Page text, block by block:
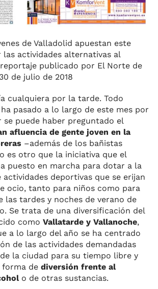
de Valladolid apuestan este
las actividades alternativas al
publicado por El Norte de
de julio de 2018
cualquiera por la tarde. Todo
pasado a lo largo de este mes por
se puede haber preguntado el
afluencia de gente joven en la
–además de los bañistas
es otro que la iniciativa que el
puesto en marcha para dotar a la
actividades deportivas que se erijan
ocio, tanto para niños como para
las tardes y noches de verano de
Se trata de una diversificación del
como Vallatarde y Vallanoche,
a lo largo del año se ha centrado
de las actividades demandadas
la ciudad para su tiempo libre y
de diversión frente al
o de otras sustancias.